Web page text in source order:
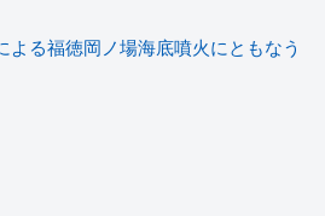
よる福徳岡ノ場海底噴火にともなう